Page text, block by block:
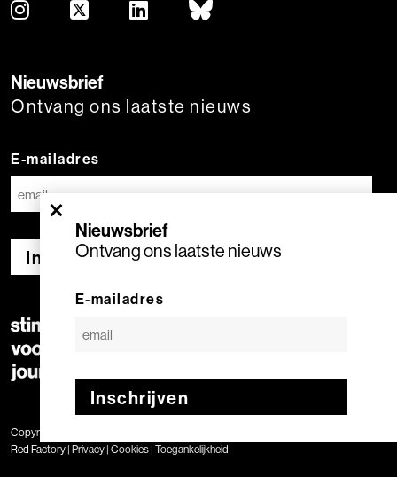
×
Nieuwsbrief
Ontvang ons laatste nieuws
E-mailadres
Inschrijven
Nieuwsbrief
Ontvang ons laatste nieuws
E-mailadres
Inschrijven
Copyright © 2020 Stimuleringsfonds voor de Journalistiek | Geproduceerd door
Red Factory | Privacy | Cookies | Toegankelijkheid